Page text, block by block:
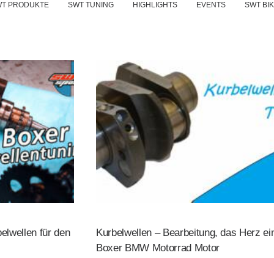
PRODUKTE SWT TUNING HIGHLIGHTS EVENTS SWT
für den
Kurbelwellen – Bearbeitung, das Herz
Boxer BMW Motorrad Motor